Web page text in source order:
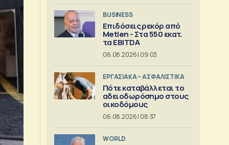
BUSINESS
Επιδόσεις ρεκόρ από
Metlen - Στα 550 εκατ.
τα EBITDA
06.08.2026 | 09:03
ΕΡΓΑΣΙΑΚΑ – ΑΣΦΑΛΙΣΤΙΚΑ
Πότε καταβάλλεται το
αδειοδωρόσημο στους
οικοδόμους
06.08.2026 | 08:37
WORLD